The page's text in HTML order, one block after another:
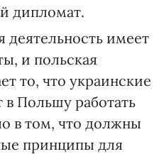
дипломат.
деятельность имеет
и польская
то, что украинские
Польшу работать
в том, что должны
принципы для